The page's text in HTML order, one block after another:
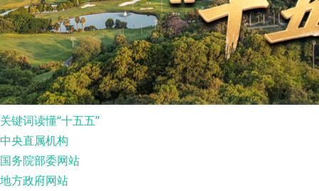
关键词读懂“十五五”
中央直属机构
国务院部委网站
地方政府网站